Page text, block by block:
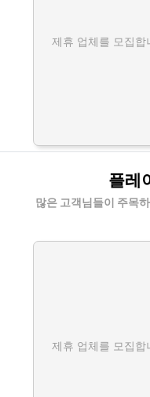
제휴 업체를 모집합
플레
많은 고객님들이 주목
제휴 업체를 모집합